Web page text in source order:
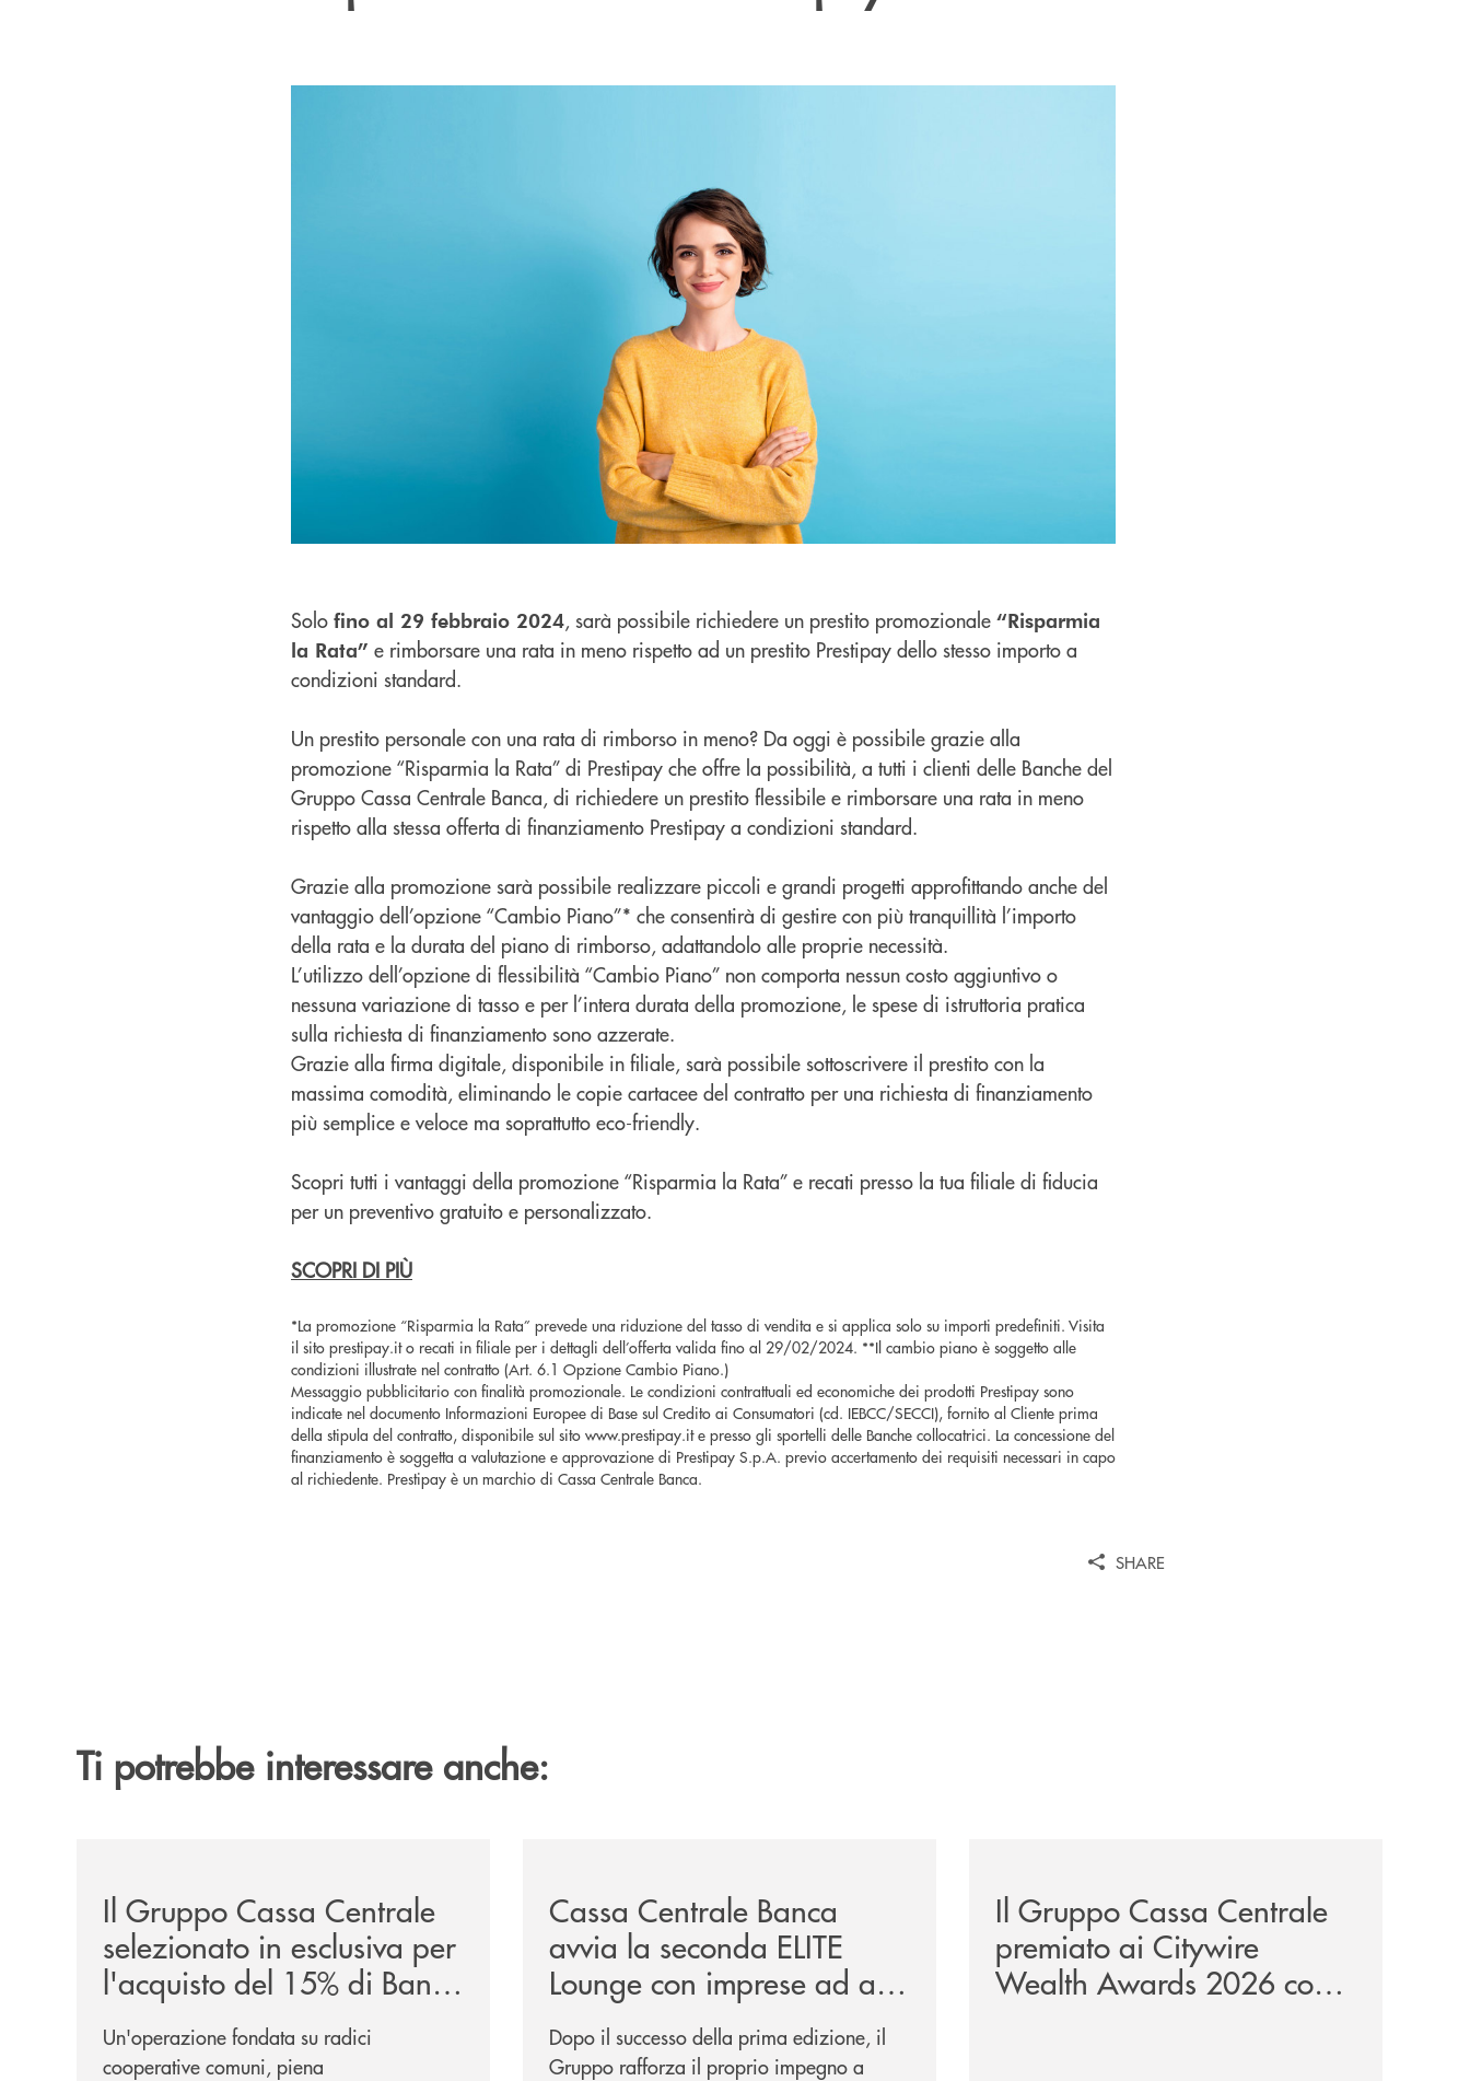
Solo fino al 29 febbraio 2024, sarà possibile richiedere un prestito promozionale “Risparmia
la Rata” e rimborsare una rata in meno rispetto ad un prestito Prestipay dello stesso importo a
condizioni standard.
Un prestito personale con una rata di rimborso in meno? Da oggi è possibile grazie alla
promozione “Risparmia la Rata” di Prestipay che offre la possibilità, a tutti i clienti delle Banche del
Gruppo Cassa Centrale Banca, di richiedere un prestito flessibile e rimborsare una rata in meno
rispetto alla stessa offerta di finanziamento Prestipay a condizioni standard.
Grazie alla promozione sarà possibile realizzare piccoli e grandi progetti approfittando anche del
vantaggio dell’opzione “Cambio Piano”* che consentirà di gestire con più tranquillità l’importo
della rata e la durata del piano di rimborso, adattandolo alle proprie necessità.
L’utilizzo dell’opzione di flessibilità “Cambio Piano” non comporta nessun costo aggiuntivo o
nessuna variazione di tasso e per l’intera durata della promozione, le spese di istruttoria pratica
sulla richiesta di finanziamento sono azzerate.
Grazie alla firma digitale, disponibile in filiale, sarà possibile sottoscrivere il prestito con la
massima comodità, eliminando le copie cartacee del contratto per una richiesta di finanziamento
più semplice e veloce ma soprattutto eco-friendly.
Scopri tutti i vantaggi della promozione “Risparmia la Rata” e recati presso la tua filiale di fiducia
per un preventivo gratuito e personalizzato.
SCOPRI DI PIÙ
*La promozione “Risparmia la Rata” prevede una riduzione del tasso di vendita e si applica solo su importi predefiniti. Visita
il sito prestipay.it o recati in filiale per i dettagli dell’offerta valida fino al 29/02/2024. **Il cambio piano è soggetto alle
condizioni illustrate nel contratto (Art. 6.1 Opzione Cambio Piano.)
Messaggio pubblicitario con finalità promozionale. Le condizioni contrattuali ed economiche dei prodotti Prestipay sono
indicate nel documento Informazioni Europee di Base sul Credito ai Consumatori (cd. IEBCC/SECCI), fornito al Cliente prima
della stipula del contratto, disponibile sul sito www.prestipay.it e presso gli sportelli delle Banche collocatrici. La concessione del
finanziamento è soggetta a valutazione e approvazione di Prestipay S.p.A. previo accertamento dei requisiti necessari in capo
al richiedente. Prestipay è un marchio di Cassa Centrale Banca.
SHARE
Ti potrebbe interessare anche:
Il Gruppo Cassa Centrale
selezionato in esclusiva per
l'acquisto del 15% di Banca
Cambiano 1884
Un'operazione fondata su radici
cooperative comuni, piena
Cassa Centrale Banca
avvia la seconda ELITE
Lounge con imprese ad alto
potenziale
Dopo il successo della prima edizione, il
Gruppo rafforza il proprio impegno a
Il Gruppo Cassa Centrale
premiato ai Citywire
Wealth Awards 2026 come